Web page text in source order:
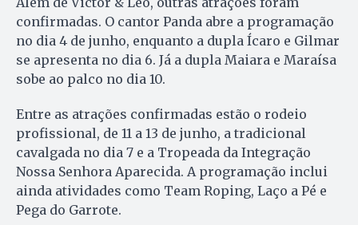
confirmadas. O cantor Panda abre a programação
no dia 4 de junho, enquanto a dupla Ícaro e Gilmar
se apresenta no dia 6. Já a dupla Maiara e Maraísa
sobe ao palco no dia 10.
Entre as atrações confirmadas estão o rodeio
profissional, de 11 a 13 de junho, a tradicional
cavalgada no dia 7 e a Tropeada da Integração
Nossa Senhora Aparecida. A programação inclui
ainda atividades como Team Roping, Laço a Pé e
Pega do Garrote.